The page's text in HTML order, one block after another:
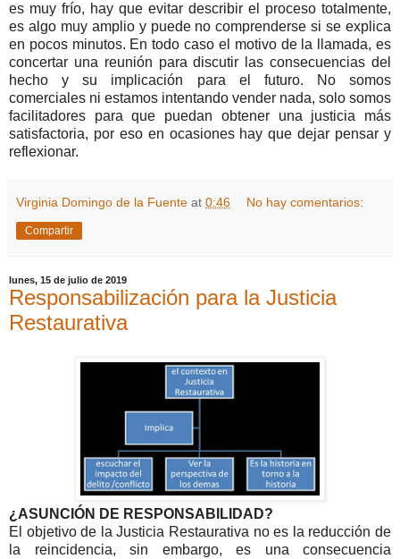
es muy frío, hay que evitar describir el proceso totalmente,
es algo muy amplio y puede no comprenderse si se explica
en pocos minutos. En todo caso el motivo de la llamada, es
concertar una reunión para discutir las consecuencias del
hecho y su implicación para el futuro. No somos
comerciales ni estamos intentando vender nada, solo somos
facilitadores para que puedan obtener una justicia más
satisfactoria, por eso en ocasiones hay que dejar pensar y
reflexionar.
Virginia Domingo de la Fuente at 0:46 No hay comentarios:
Compartir
lunes, 15 de julio de 2019
Responsabilización para la Justicia
Restaurativa
¿ASUNCIÓN DE RESPONSABILIDAD?
El objetivo de la Justicia Restaurativa no es la reducción de
la reincidencia, sin embargo, es una consecuencia